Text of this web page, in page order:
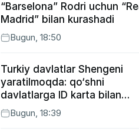
“Barselona” Rodri uchun
Madrid” bilan kurashadi
Bugun, 18:50
Turkiy davlatlar Shengeni
yaratilmoqda: qo‘shni
davlatlarga ID karta bilan
boriladi
Bugun, 18:39